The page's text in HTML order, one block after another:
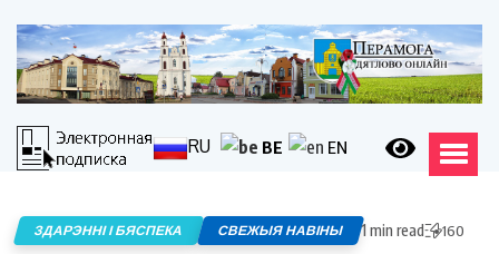
RU BE EN
ЗДАРЭННІ І БЯСПЕКА СВЕЖЫЯ НАВІНЫ 1 min read 160